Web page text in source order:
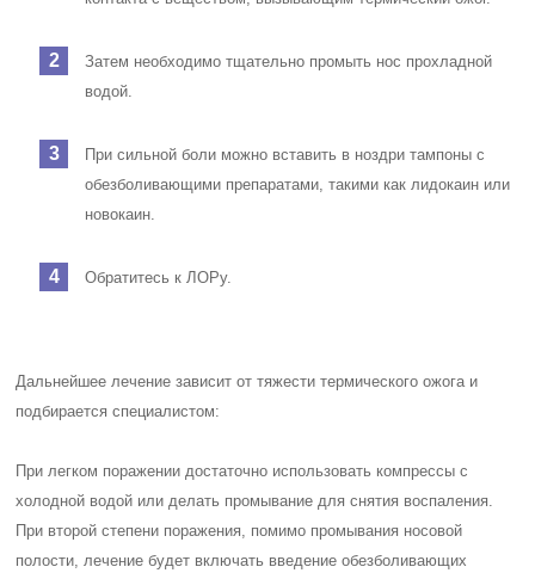
Затем необходимо тщательно промыть нос прохладной
водой.
При сильной боли можно вставить в ноздри тампоны с
обезболивающими препаратами, такими как лидокаин или
новокаин.
Обратитесь к ЛОРу.
Дальнейшее лечение зависит от тяжести термического ожога и
подбирается специалистом:
При легком поражении достаточно использовать компрессы с
холодной водой или делать промывание для снятия воспаления.
При второй степени поражения, помимо промывания носовой
полости, лечение будет включать введение обезболивающих